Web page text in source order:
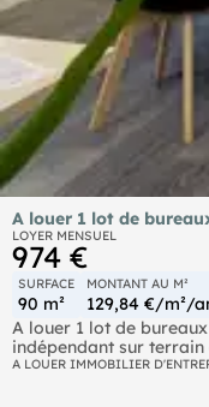
A louer 1 lot de
LOYER MENSUEL
974 €
SURFACE
90 m²
MONTANT AU M²
129,84 €/m²/
A louer 1 lot de
indépendant sur
Lyon/Clermont Ferrand
A LOUER IMMOBILIER